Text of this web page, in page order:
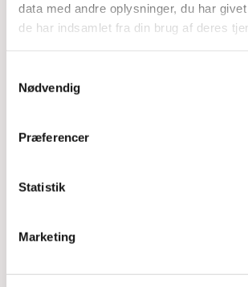
data med andre oplysninger, du har
de har indsamlet fra din brug af deres
Nødvendig
Præferencer
Statistik
Marketing